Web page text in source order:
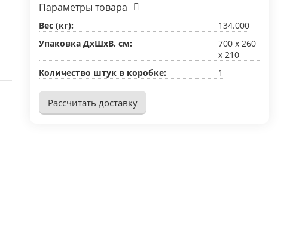
Параметры товара
Вес (кг):
134.000
Упаковка ДхШхВ, см:
700 x 260
x 210
Количество штук в коробке:
1
Рассчитать доставку